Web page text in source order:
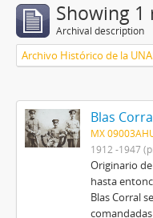
Showing 1
Archival description
Archivo Histórico de la
Blas
MX
1912 -1947
Originario
hasta
Blas Corral